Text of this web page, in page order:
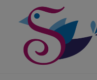
content